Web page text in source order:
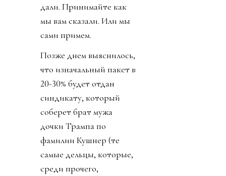
дали. Принимайте как
мы вам сказали. Или мы
сами примем.
Позже днем выяснилось,
что изначальный пакет в
20-30% будет отдан
синдикату, который
соберет брат мужа
дочки Трампа по
фамилии Кушнер (те
самые дельцы, которые,
среди прочего,